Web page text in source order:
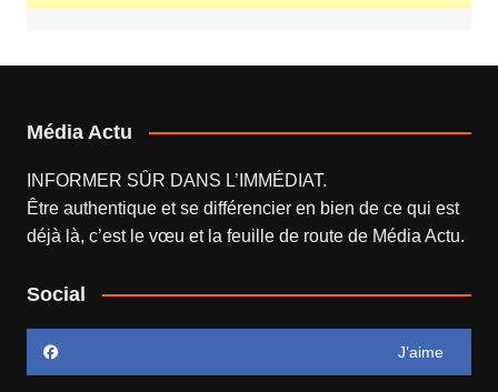
Média Actu
INFORMER SÛR DANS L’IMMÉDIAT.
Être authentique et se différencier en bien de ce qui est
déjà là, c’est le vœu et la feuille de route de Média Actu.
Social
J’aime